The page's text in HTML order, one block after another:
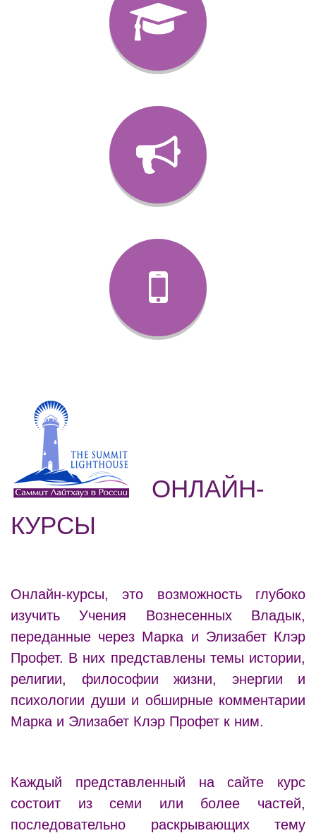
ОНЛАЙН-
КУРСЫ
Онлайн-курсы, это возможность глубоко
изучить Учения Вознесенных Владык,
переданные через Марка и Элизабет Клэр
Профет. В них представлены темы истории,
религии, философии жизни, энергии и
психологии души и обширные комментарии
Марка и Элизабет Клэр Профет к ним.
Каждый представленный на сайте курс
состоит из семи или более частей,
последовательно раскрывающих тему